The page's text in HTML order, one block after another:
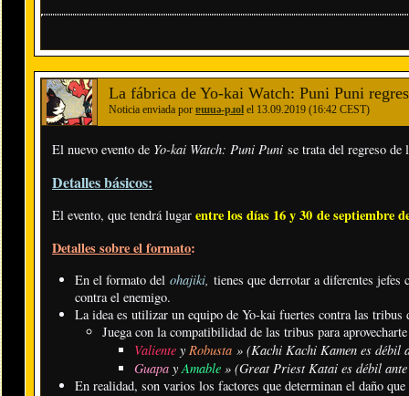
La fábrica de Yo-kai Watch: Puni Puni
Noticia enviada por ɐɯuǝ-pɹol el 13.09.2019 (16:42 CEST)
El nuevo evento de Yo-kai Watch: Puni Puni se trata del regreso
Detalles básicos:
El evento, que tendrá lugar entre los días 16 y 30 de septiembre
Detalles sobre el formato:
En el formato del ohajiki, tienes que derrotar a diferentes
contra el enemigo.
La idea es utilizar un equipo de Yo-kai fuertes contra las tribus
Juega con la compatibilidad de las tribus para
Valiente yRobusta » (Kachi Kachi Kamen es débil
Guapa yAmable » (Great Priest Katai es débil
En realidad, son varios los factores que determinan el daño